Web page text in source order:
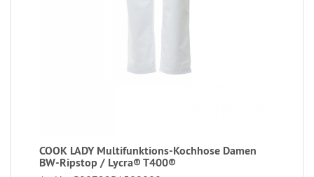
COOK LADY Multifunktions-Kochhose Damen
BW-Ripstop / Lycra® T400®